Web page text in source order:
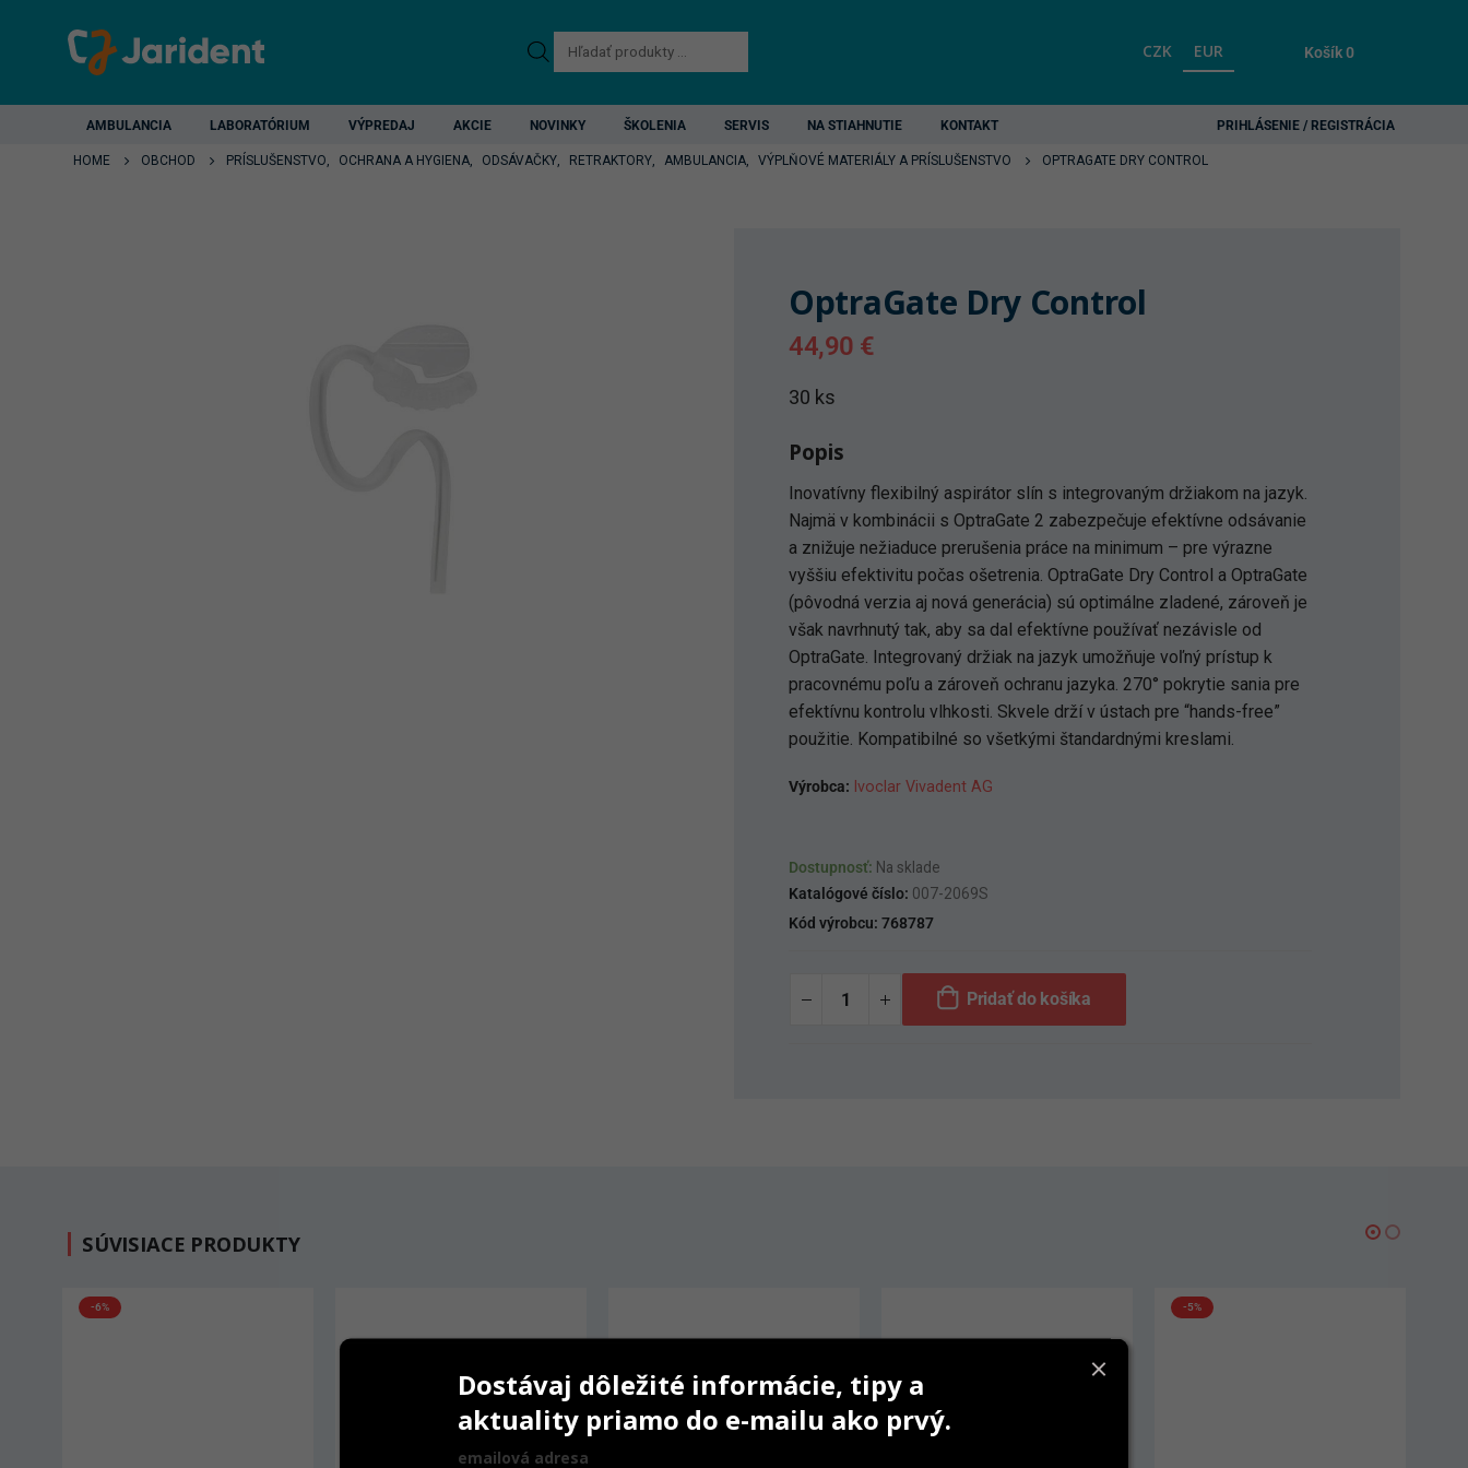
Products
search
CZK EUR Košík0
AMBULANCIA LABORATÓRIUM VÝPREDAJ AKCIE NOVINKY ŠKOLENIA SERVIS NA STIAHNUTIE KONTAKT PRIHLÁSENIE / REGISTRÁCIA
HOME OBCHOD PRÍSLUŠENSTVO, OCHRANA A HYGIENA, ODSÁVAČKY, RETRAKTORY, AMBULANCIA, VÝPLŇOVÉ MATERIÁLY A PRÍSLUŠENSTVO OPTRAGATE DRY CONTROL
OptraGate Dry Control
44,90 €
30 ks
Popis
Inovatívny flexibilný aspirátor slín s integrovaným držiakom na jazyk.
Najmä v kombinácii s OptraGate 2 zabezpečuje efektívne odsávanie
a znižuje nežiaduce prerušenia práce na minimum – pre výrazne
vyššiu efektivitu počas ošetrenia. OptraGate Dry Control a OptraGate
(pôvodná verzia aj nová generácia) sú optimálne zladené, zároveň je
však navrhnutý tak, aby sa dal efektívne používať nezávisle od
OptraGate. Integrovaný držiak na jazyk umožňuje voľný prístup k
pracovnému poľu a zároveň ochranu jazyka. 270° pokrytie sania pre
efektívnu kontrolu vlhkosti. Skvele drží v ústach pre “hands-free”
použitie. Kompatibilné so všetkými štandardnými kreslami.
Výrobca: Ivoclar Vivadent AG
Dostupnosť: Na sklade
Katalógové číslo: 007-2069S
Kód výrobcu: 768787
Pridať do košíka
SÚVISIACE PRODUKTY
Dostávaj dôležité informácie, tipy a
aktuality priamo do e-mailu ako prvý.
emailová adresa